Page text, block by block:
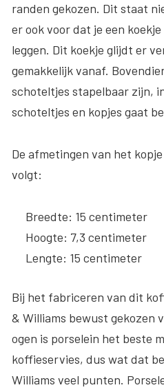
randen gekozen. Dit staat
er ook voor dat je een
leggen. Dit koekje glijdt er
gemakkelijk vanaf.
schoteltjes stapelbaar zijn,
schoteltjes en kopjes gaat
De afmetingen van het
volgt:
Breedte: 15 centimeter
Hoogte: 7,3 centimeter
Lengte: 15 centimeter
Bij het fabriceren van dit
& Williams bewust gekozen
ogen is porselein het beste
koffieservies, dus wat dat
Williams veel punten.